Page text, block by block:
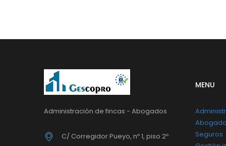
Administración de fincas - Abogados
C/ Corregidor Pueyo, nº 1, piso 2º
MENU
Seguros